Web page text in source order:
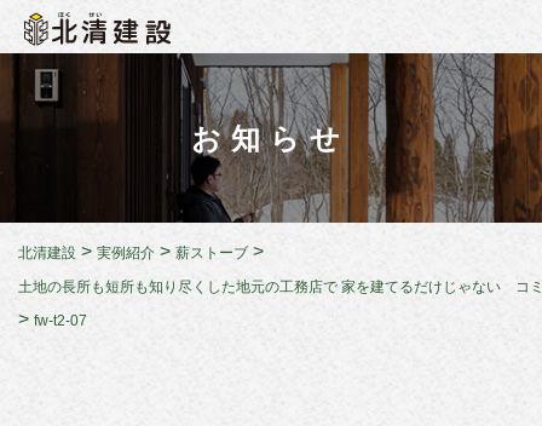
お知らせ
北清建設 > 実例紹介 > 薪ストーブ >
土地の長所も短所も知り尽くした地元の工務店で 家を建てるだけじゃない コ
> fw-t2-07